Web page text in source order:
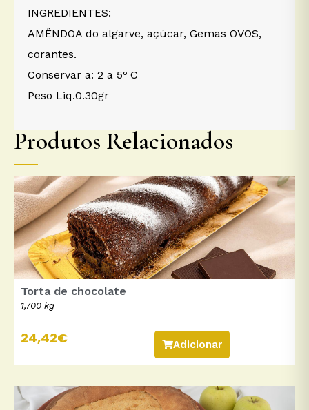
INGREDIENTES:
AMÊNDOA do algarve, açúcar, Gemas OVOS,
corantes.
Conservar a: 2 a 5º C
Peso Liq.0.30gr
Produtos Relacionados
Torta de chocolate
1,700 kg
24,42€ Adicionar